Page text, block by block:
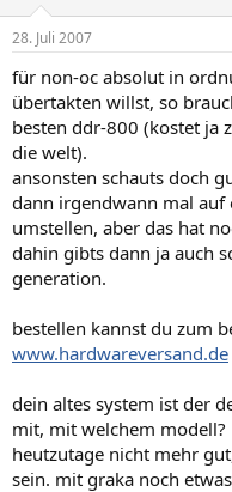
28. Juli 2007
für non-oc absolut in
übertakten willst, so
besten ddr-800 (kostet ja
die welt).
ansonsten schauts doch
dann irgendwann mal
umstellen, aber das hat
dahin gibts dann ja auch
generation.
bestellen kannst du zum
www.hardwareversand.de
dein altes system ist der
mit, mit welchem
heutzutage nicht mehr
sein. mit graka noch